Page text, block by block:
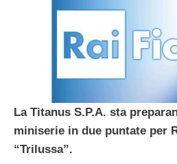
La Titanus S.P.A. sta
miniserie in due puntate per
“Trilussa”.